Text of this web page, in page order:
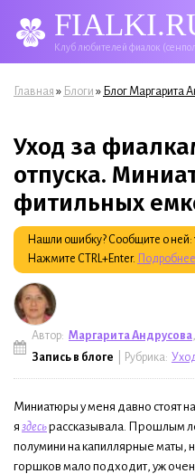
Клуб любителей фиалок
Вы здесь
Главная » Блоги » Блог Маргарита
Уход за
отпуска.
фитильных
Нашли ошибку? Сообщите о
Нажмите CTRL+Enter.
Автор: Маргарита Андрусова
Запись в блоге | Рубрика:
Миниатюры у меня давно стоят
я здесьрассказывала. Прошлым
полумини на капиллярные маты,
горшков мало подходит, уж